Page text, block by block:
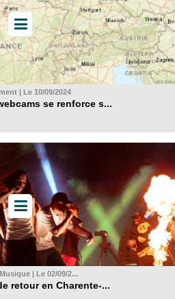
| Le 10/09/2024
se renforce s...
| Le 02/09/2...
retour en Charente-...